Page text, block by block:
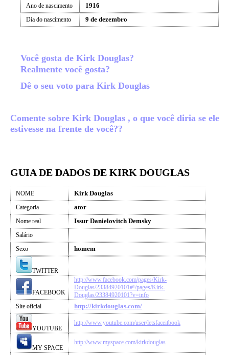
Ano de nascimento 1916
Dia do nascimento 9 de dezembro
Você gosta de Kirk Douglas?
Realmente você gosta?
Dê o seu voto para Kirk Douglas
Comente sobre Kirk Douglas , o que você diria se ele
estivesse na frente de você??
GUIA DE DADOS DE KIRK DOUGLAS
NOME Kirk Douglas
Categoria ator
Nome real Issur Danielovitch Demsky
Salário
Sexo
homem
TWITTER
FACEBOOK
http://www.facebook.com/pages/Kirk-
Douglas/23384920101#!/pages/Kirk-
Douglas/23384920101?v=info
Site oficial
http://kirkdouglas.com/
YOUTUBE
http://www.youtube.com/user/letsfaceitbook
MY SPACE
http://www.myspace.com/kirkdouglas